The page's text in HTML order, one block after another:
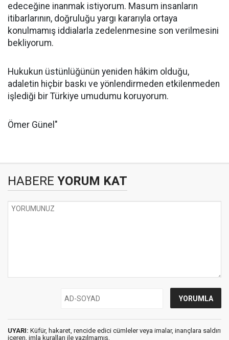
edeceğine inanmak istiyorum. Masum insanların
itibarlarının, doğruluğu yargı kararıyla ortaya
konulmamış iddialarla zedelenmesine son verilmesini
bekliyorum.
Hukukun üstünlüğünün yeniden hâkim olduğu,
adaletin hiçbir baskı ve yönlendirmeden etkilenmeden
işlediği bir Türkiye umudumu koruyorum.
Ömer Günel"
HABERE YORUM KAT
UYARI: Küfür, hakaret, rencide edici cümleler veya imalar, inançlara saldırı
içeren, imla kuralları ile yazılmamış,